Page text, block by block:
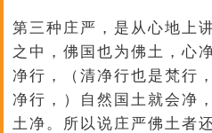
第三种庄严，是从心地上
之中，佛国也为佛土，心
净行，（清净行也是梵行
净行，）自然国土就会净
土净。所以说庄严佛土者